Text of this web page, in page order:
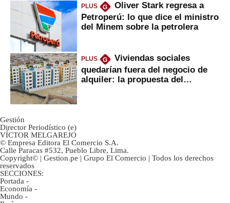
PLUS G
Oliver Stark regresa a
Petroperú: lo que dice el ministro
del Minem sobre la petrolera
PLUS G
Viviendas sociales
quedarían fuera del negocio de
alquiler: la propuesta del
Gestión
Director Periodístico (e)
VÍCTOR MELGAREJO
© Empresa Editora El Comercio S.A.
Calle Paracas #532, Pueblo Libre, Lima.
Copyright© | Gestion.pe | Grupo El Comercio | Todos los derechos
reservados
SECCIONES:
Portada -
Economía -
Mundo -